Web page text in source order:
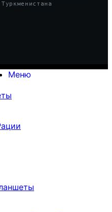
Меню